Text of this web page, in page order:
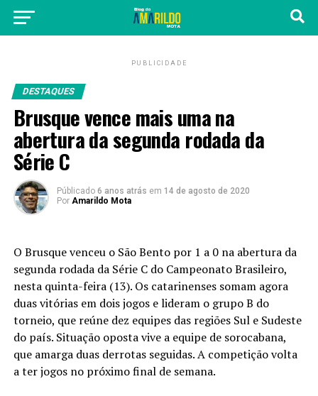
PUBLICIDADE
DESTAQUES
Brusque vence mais uma na
abertura da segunda rodada da
Série C
Públicado 6 anos atrás em 14 de agosto de 2020
Por Amarildo Mota
O Brusque venceu o São Bento por 1 a 0 na abertura da
segunda rodada da Série C do Campeonato Brasileiro,
nesta quinta-feira (13). Os catarinenses somam agora
duas vitórias em dois jogos e lideram o grupo B do
torneio, que reúne dez equipes das regiões Sul e Sudeste
do país. Situação oposta vive a equipe de sorocabana,
que amarga duas derrotas seguidas. A competição volta
a ter jogos no próximo final de semana.